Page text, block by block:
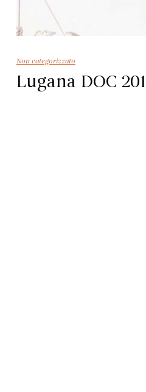
Non categorizzato
Lugana DOC